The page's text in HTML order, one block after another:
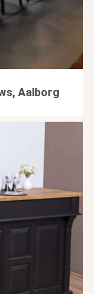
Aalborg